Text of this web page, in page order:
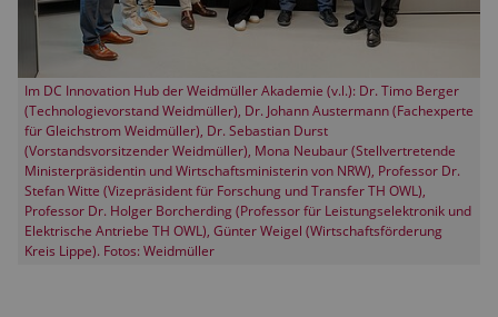
Im DC Innovation Hub der Weidmüller Akademie (v.l.): Dr. Timo Berger
(Technologievorstand Weidmüller), Dr. Johann Austermann (Fachexperte
für Gleichstrom Weidmüller), Dr. Sebastian Durst
(Vorstandsvorsitzender Weidmüller), Mona Neubaur (Stellvertretende
Ministerpräsidentin und Wirtschaftsministerin von NRW), Professor Dr.
Stefan Witte (Vizepräsident für Forschung und Transfer TH OWL),
Professor Dr. Holger Borcherding (Professor für Leistungselektronik und
Elektrische Antriebe TH OWL), Günter Weigel (Wirtschaftsförderung
Kreis Lippe). Fotos: Weidmüller